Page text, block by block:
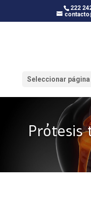
222
Seleccionar página
Prótesis